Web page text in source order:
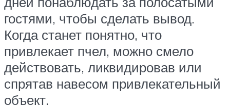
гостями, чтобы сделать вывод.
Когда станет понятно, что
привлекает пчел, можно смело
действовать, ликвидировав или
спрятав навесом привлекательный
объект.